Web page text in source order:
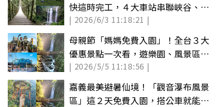
快這時完工，４大車站串聯峽谷、瀑
布美景
| 2026/6/3 11:18:21 |
母親節「媽媽免費入園」！全台３大
優惠景點一次看，遊樂園、風景區都
有
| 2026/5/5 11:18:56 |
嘉義最美避暑仙境！「觀音瀑布風景
區」這２天免費入園，搭公車就能輕